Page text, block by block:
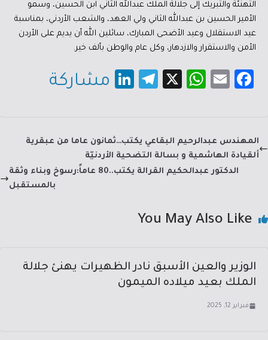
التهنئة والتبريك إلى جلالة الملك عبدالله الثاني ابن الحسين، وسمو
الأمير الحسين بن عبدالله الثاني ولي العهد، والشعب الأردني، بمناسبة
عيد الاستقلال وعيد الأضحى المبارك، سائلين الله أن يديم على الأردن
الأمن والاستقرار والازدهار، وكل عام والوطن بألف خير.
Fa
b
o
ok
E
W
sA
p
p
X
Te
a
m
Li
dI
n
مشاركة
المهندس عبدالرحيم البقاعي يكتب…ثمانون عاما من عبقرية
ألقيادة الهاشمية و بسالة التضحية الأردنيّة
الدكتور عبدالحكيم القرالة يكتب..80 عاماً:رسوخ وبناء وثقة
بالمستقبل
You May Also Like
الوزير والعين الأسبق نادر الظهيرات يهنئ جلالة
الملك بعيد ميلاده الميمون
فبراير 12, 2025